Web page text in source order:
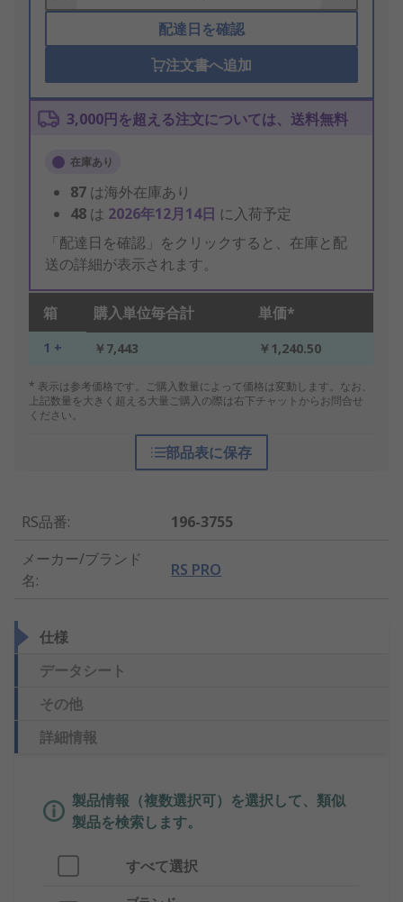
配達日を確認
注文書へ追加
3,000円を超える注文については、送料無料
在庫あり
87 は海外在庫あり
48 は 2026年12月14日 に入荷予定
「配達日を確認」をクリックすると、在庫と配
送の詳細が表示されます。
箱 購入単位毎合計 単価*
1 + ￥7,443 ￥1,240.50
* 表示は参考価格です。ご購入数量によって価格は変動します。なお、
上記数量を大きく超える大量ご購入の際は右下チャットからお問合せ
ください。
部品表に保存
RS品番:
196-3755
メーカー/ブランド
名:
RS PRO
仕様
データシート
その他
詳細情報
製品情報（複数選択可）を選択して、類似
製品を検索します。
すべて選択